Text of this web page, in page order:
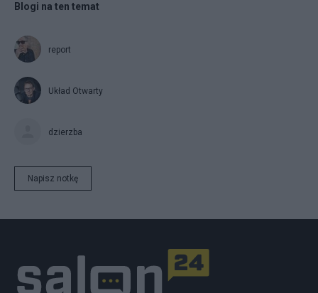
Blogi na ten temat
report
Układ Otwarty
dzierzba
Napisz notkę